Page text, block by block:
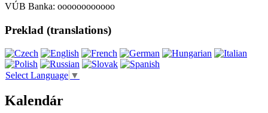
VÚB Banka: oooooooooooo
Preklad (translations)
Select Language ▼
Kalendár